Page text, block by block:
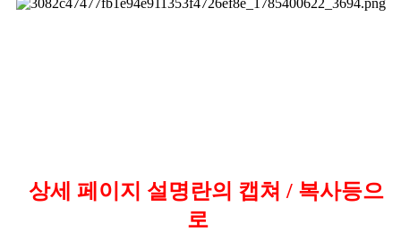
상세 페이지 설명란의 캡쳐 / 복사등으
로